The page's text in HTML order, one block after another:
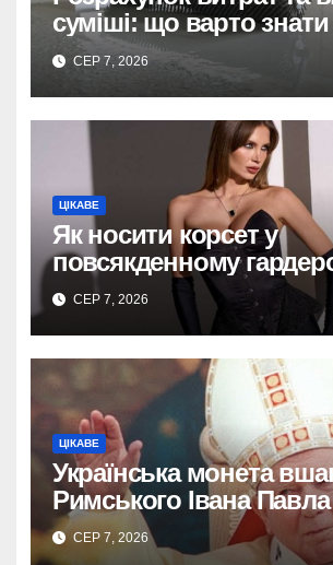
суміші: що варто
тим, як купити наливну
СЕР 7, 2026
ЦІКАВЕ
Як носити корсет у
повсякденному
надмірної
СЕР 7, 2026
ЦІКАВЕ
Українська монета
Римського Івана
СЕР 7, 2026